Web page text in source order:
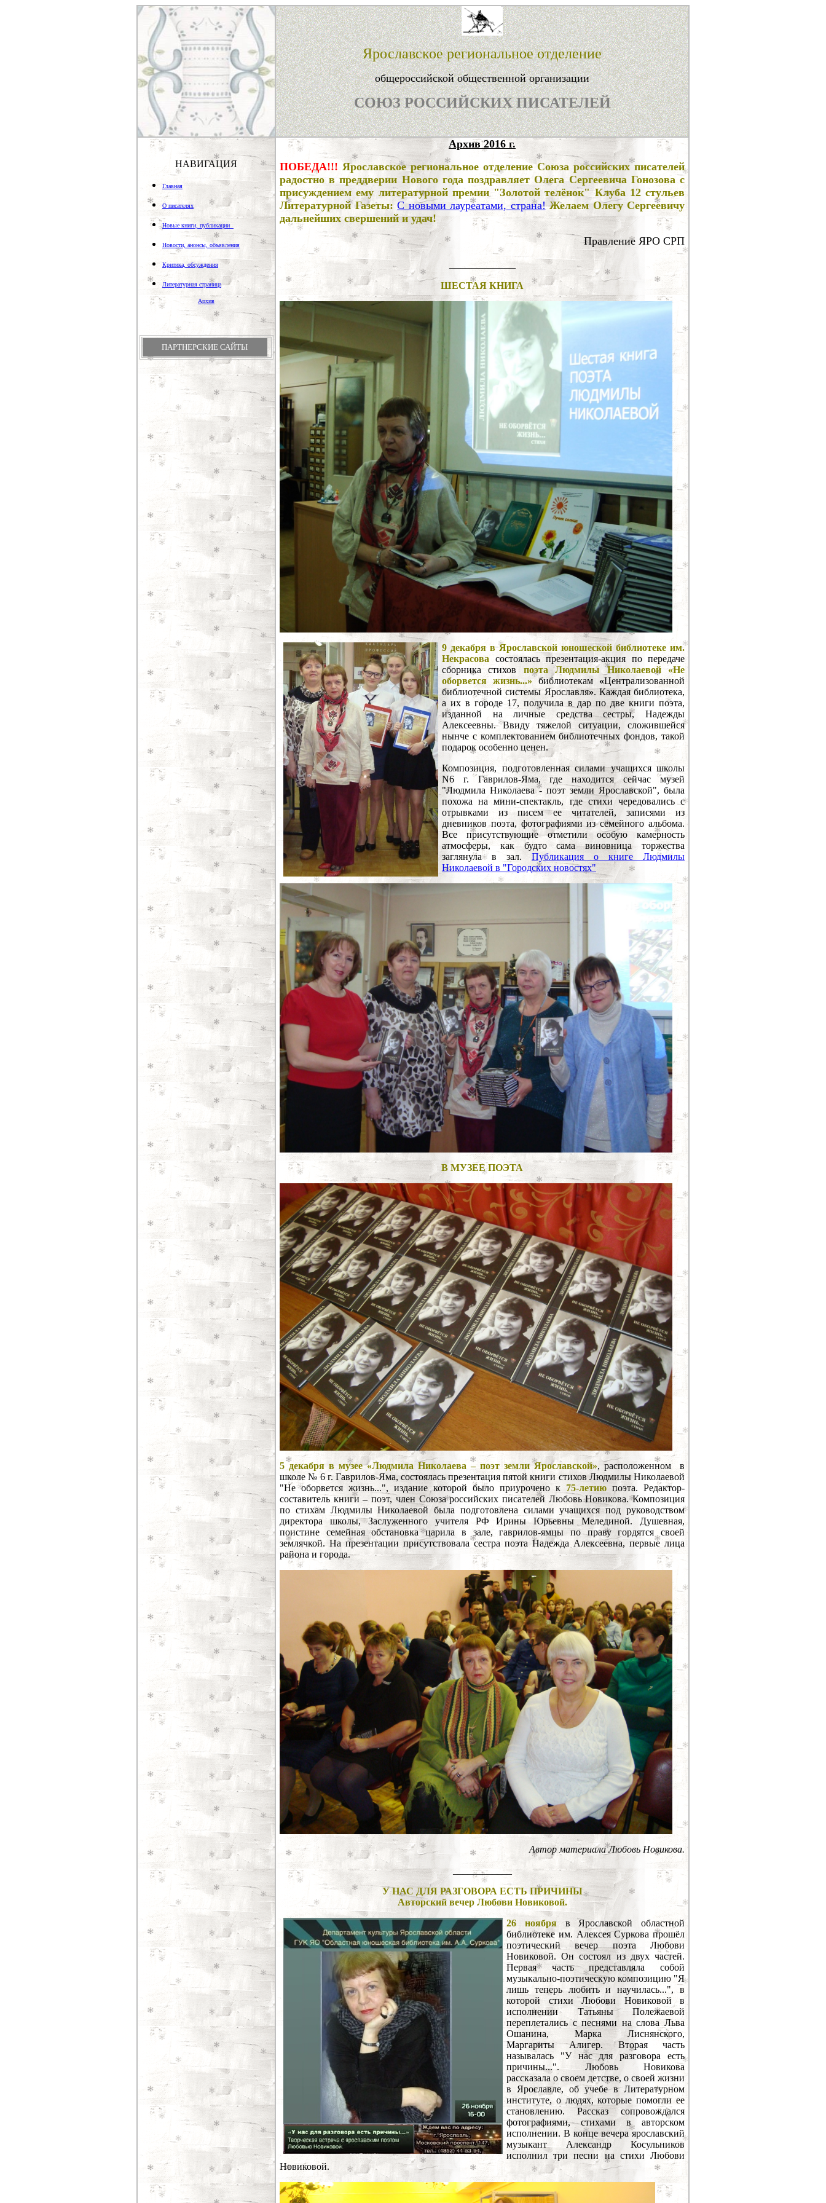
Ярославское региональное отделение
общероссийской общественной организации
СОЮЗ РОССИЙСКИХ ПИСАТЕЛЕЙ
НАВИГАЦИЯ
Главная
О писателях
Новые книги, публикации
Новости, анонсы, объявления
Критика, обсуждения
Литературная страница
Архив
ПАРТНЕРСКИЕ САЙТЫ
Архив 2016 г.
ПОБЕДА!!! Ярославское региональное отделение Союза российских писателей
радостно в преддверии Нового года поздравляет Олега Сергеевича Гонозова с
присуждением ему литературной премии "Золотой телёнок" Клуба 12 стульев
Литературной Газеты: С новыми лауреатами, страна! Желаем Олегу Сергеевичу
дальнейших свершений и удач!
Правление ЯРО СРП
ШЕСТАЯ КНИГА
9 декабря в Ярославской юношеской библиотеке им.
Некрасова состоялась презентация-акция по передаче
сборника стихов поэта Людмилы Николаевой «Не
оборвется жизнь...»библиотекам «Централизованной
библиотечной системы Ярославля». Каждая библиотека,
а их в городе 17, получила в дар по две книги поэта,
изданной на личные средства сестры, Надежды
Алексеевны. Ввиду тяжелой ситуации, сложившейся
нынче с комплектованием библиотечных фондов, такой
подарок особенно ценен.
Композиция, подготовленная силами учащихся школы
N6 г. Гаврилов-Яма, где находится сейчас музей
"Людмила Николаева - поэт земли Ярославской", была
похожа на мини-спектакль, где стихи чередовались с
отрывками из писем ее читателей, записями из
дневников поэта, фотографиями из семейного альбома.
Все присутствующие отметили особую камерность
атмосферы, как будто сама виновница торжества
заглянула в зал. Публикация о книге Людмилы
Николаевой в "Городских новостях"
В МУЗЕЕ ПОЭТА
5 декабря в музее «Людмила Николаева–поэт земли Ярославской», расположенном в
школе № 6 г. Гаврилов-Яма, состоялась презентация пятой книги стихов Людмилы Николаевой
"Не оборвется жизнь...", издание которой было приурочено к 75-летию поэта. Редактор-
составитель книги –поэт, член Союза российских писателей Любовь Новикова. Композиция
по стихам Людмилы Николаевой была подготовлена силами учащихся под руководством
директора школы, Заслуженного учителя РФ Ирины Юрьевны Мелединой. Душевная,
поистине семейная обстановка царила в зале, гаврилов-ямцы по праву гордятся своей
землячкой. На презентации присутствовала сестра поэта Надежда Алексеевна, первые лица
района и города.
Автор материала Любовь Новикова.
____________
У НАС ДЛЯ РАЗГОВОРА ЕСТЬ ПРИЧИНЫ
Авторский вечер Любови Новиковой.
26 ноябряв Ярославской областной
библиотеке им. Алексея Суркова прошёл
поэтический вечер поэта Любови
Новиковой. Он состоял из двух частей.
Первая часть представляла собой
музыкально-поэтическую композицию "Я
лишь теперь любить и научилась...", в
которой стихи Любови Новиковой в
исполнении Татьяны Полежаевой
переплетались с песнями на слова Льва
Ошанина, Марка Лиснянского,
Маргариты Алигер. Вторая часть
называлась "У нас для разговора есть
причины...". Любовь Новикова
рассказала о своем детстве, о своей жизни
в Ярославле, об учебе в Литературном
институте, о людях, которые помогли ее
становлению. Рассказ сопровождался
фотографиями, стихами в авторском
исполнении. В конце вечера ярославский
музыкант Александр Косульников
исполнил три песни на стихи Любови
Новиковой.